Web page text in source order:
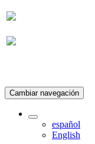
Cambiar navegación
español
English